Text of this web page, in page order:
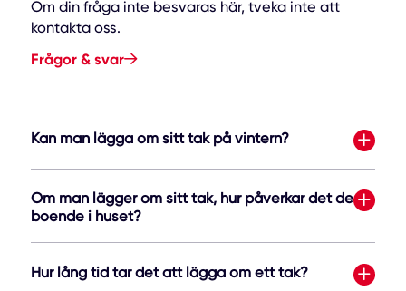
Om din fråga inte besvaras här, tveka inte att
kontakta oss.
Frågor & svar
Kan man lägga om sitt tak på vintern?
Om man lägger om sitt tak, hur påverkar det de
boende i huset?
Hur lång tid tar det att lägga om ett tak?